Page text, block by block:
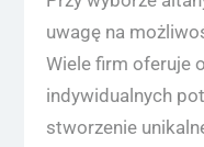
uwagę na
Wiele firm oferuje
indywidualnych
stworzenie